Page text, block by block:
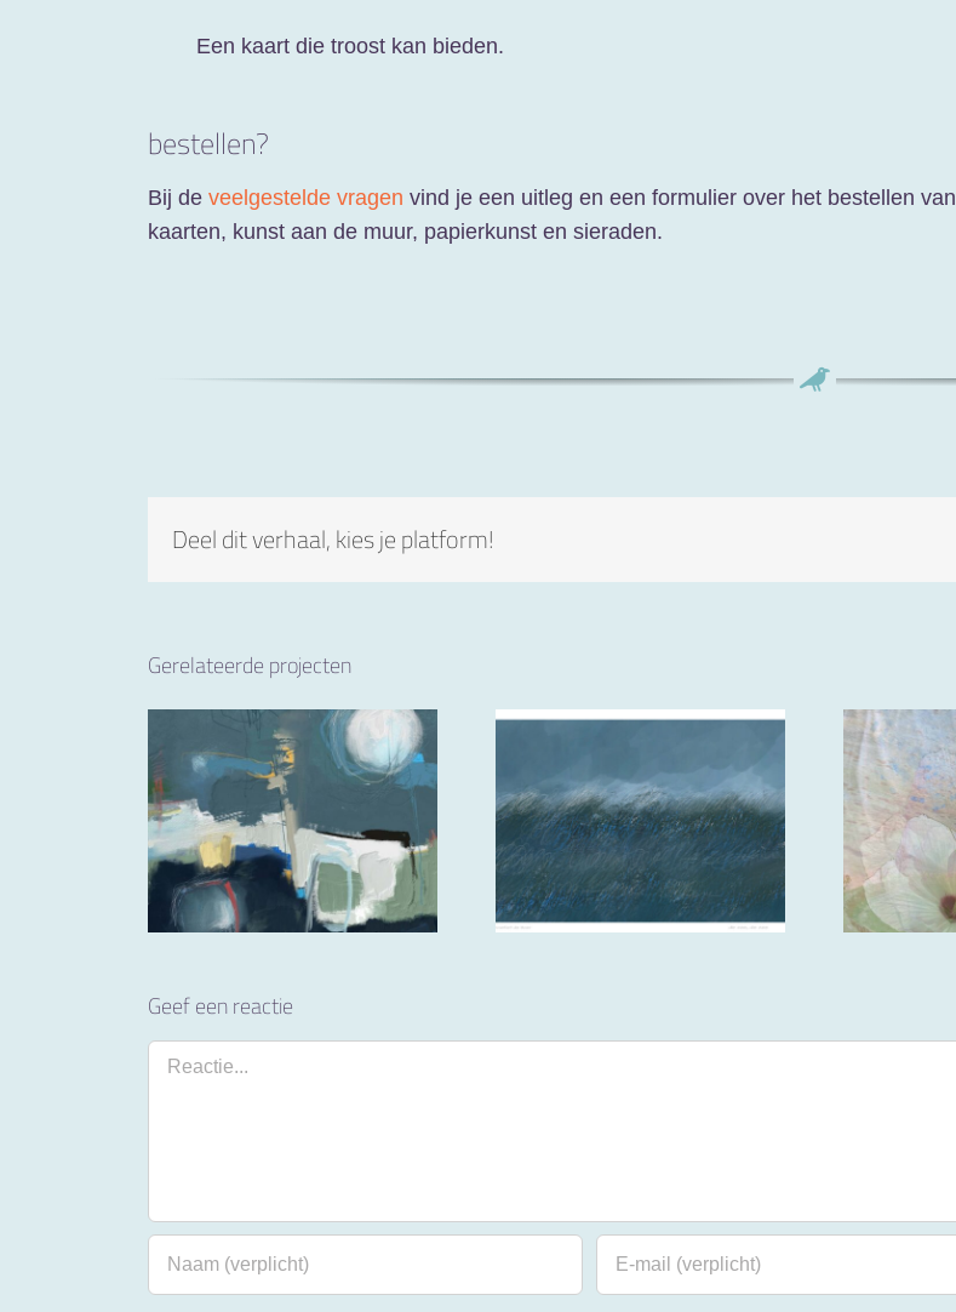
Een kaart die troost kan bieden.
bestellen?
Bij de veelgestelde vragen vind je een uitleg en een formulier over het bestellen van
kaarten, kunst aan de muur, papierkunst en sieraden.
Deel dit verhaal, kies je platform!
Gerelateerde projecten
Geef een reactie
Reactie